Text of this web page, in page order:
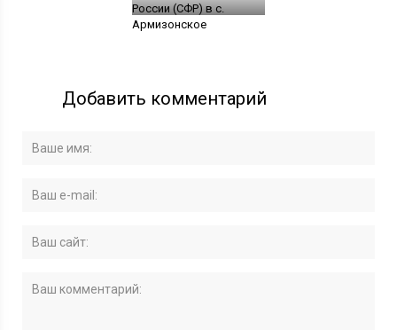
России (СФР) в с.
Армизонское
Добавить комментарий